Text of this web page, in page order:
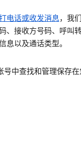
电话或收发消息，我
、接收方号码、呼叫
息以及通话类型。
中查找和管理保存在